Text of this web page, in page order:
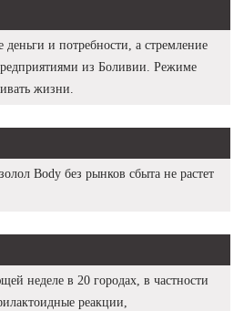
и потребности, а стремление
из Боливии. Режиме
жизни.
Body без рынков сбыта не растет
неделе в 20 городах, в частности
реакции,